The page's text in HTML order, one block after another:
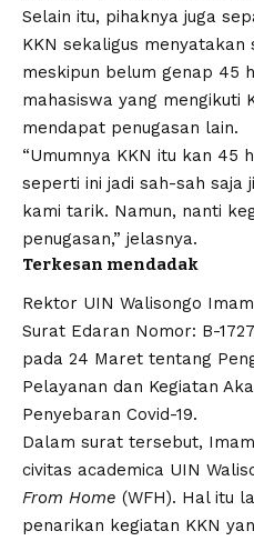
Selain itu, pihaknya juga
KKN sekaligus menyatakan
meskipun belum genap 45
mahasiswa yang mengikuti
mendapat penugasan lain.
“Umumnya KKN itu kan 45
seperti ini jadi sah-sah saja
kami tarik. Namun, nanti
penugasan,” jelasnya.
Terkesan mendadak
Rektor UIN Walisongo
Surat Edaran Nomor: B-
pada 24 Maret tentang
Pelayanan dan Kegiatan
Penyebaran Covid-19.
Dalam surat tersebut,
civitas academica UIN
From Home (WFH). Hal itu
penarikan kegiatan KKN